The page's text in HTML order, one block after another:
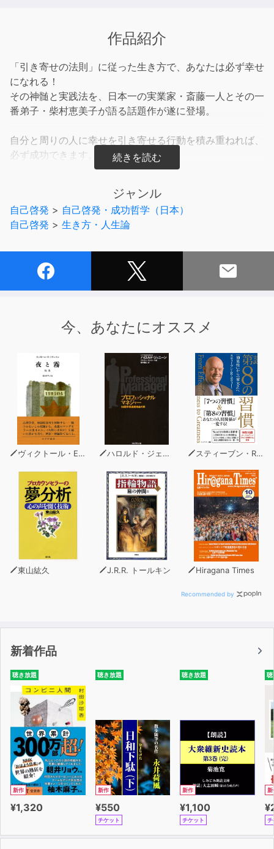
作品紹介
「引き寄せの法則」に従った生き方で、あなたは必ず幸せ
になれる！
その神髄と実践法を、日本一の実業家・斎藤一人とその一
番弟子・柴村恵美子が語る話題作が遂に登場。
自分と周りの人に幸せを引き寄せる行動を積み重ねれば、
必ず成功できます。
百発百中の「引き寄せの法則」実践者である斎藤一人さん
「引き寄せの法則について学んだけれど、効果がなかっ
「どうしたら成功できるのかわからない」
「引き寄せの法則」の本質を知り、日常生活の中でどのよ
この法則に従って、あなたにも必ず幸せが訪れます。
本作品では、百発百中の「引き寄せの法則」実践者である
斎藤一人さんが、独自の視点からこの法則を分かりやすく
説明し、
一番弟子・柴村恵美子さんが、引き寄せの法則を習得する
方法を、自身の体験を踏まえて具体的に解説します。
斎藤一人さんの引き寄せの法則は、百発百中。
「こうしたい」という思いを抱いて着実に行動し、あらゆ
る望みを実現させてきた斎藤一人さんに学べば、
望んだことがどんどん実現する、そんな自由自在な人生を
あなたも手に入れることができるでしょう。
付録として、無から成功をおさめ大実業家になるまでの、
誰にでも実践できる確実な成功法を身につけて、あなたも
ジャンル
自己啓発 > 自己啓発・成功哲学（日本）
自己啓発 > 生き方・人生論
今、あなたにオススメ
ヴィクトール・E・フランクル ハロルド・ジェニーン（著） スティーブン・R・コヴィー
東山紘久 J.R.R. トールキン Hiragana Times
Recommended by
新着作品
聴き放題
新作
¥1,320
聴き放題
新作
¥550
チケット
聴き放題
新作
¥1,100
チケット
聴
新
チ